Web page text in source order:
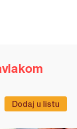
Dodaj u listu